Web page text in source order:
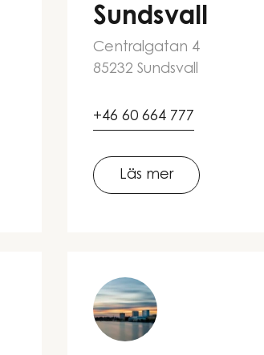
Sundsvall
Centralgatan 4
85232 Sundsvall
+46 60 664 777
Läs mer